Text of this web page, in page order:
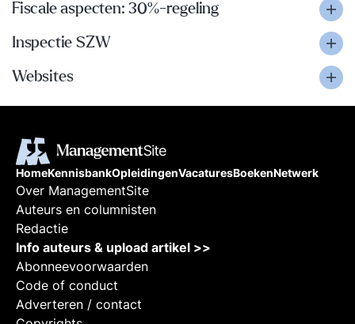
Fiscale aspecten: 30%-regeling
Inspectie SZW
Websites
HomeKennisbankOpleidingenVacaturesBoekenNetwerk
Over ManagementSite
Auteurs en columnisten
Redactie
Info auteurs & upload artikel >>
Abonneevoorwaarden
Code of conduct
Adverteren / contact